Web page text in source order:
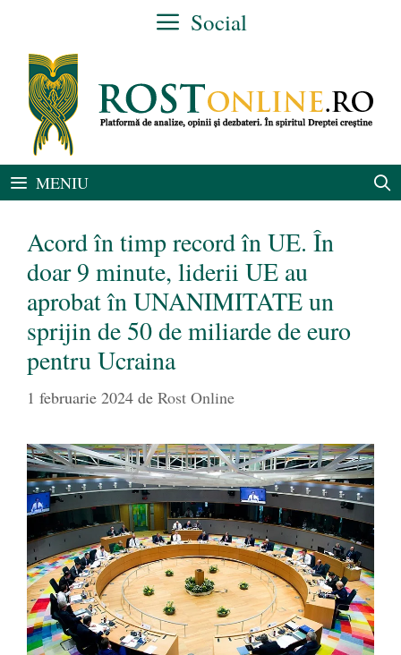
conținut
Social
MENIU
Acord în timp record în UE. În
doar 9 minute, liderii UE au
aprobat în UNANIMITATE un
sprijin de 50 de miliarde de euro
pentru Ucraina
1 februarie 2024 de Rost Online